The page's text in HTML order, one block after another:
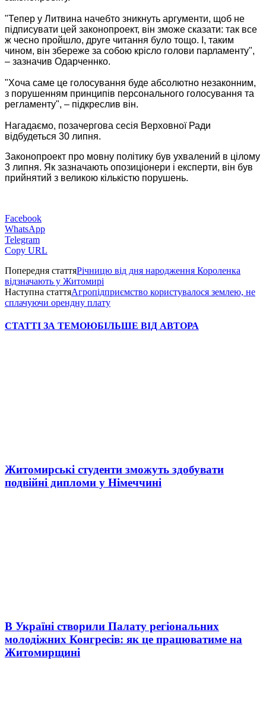
"Тепер у Литвина начебто зникнуть аргументи, щоб не
підписувати цей законопроект, він зможе сказати: так все
ж чесно пройшло, друге читання було тощо. І, таким
чином, він збереже за собою крісло голови парламенту",
– зазначив Одарченнко.
"Хоча саме це голосування буде абсолютно незаконним,
з порушенням принципів персонального голосування та
регламенту", – підкреслив він.
Нагадаємо, позачергова сесія Верховної Ради
відбудеться 30 липня.
Законопроект про мовну політику був ухвалений в цілому
3 липня. Як зазначають опозиціонери і експерти, він був
прийнятий з великою кількістю порушень.
Facebook
WhatsApp
Telegram
Copy URL
Попередня статтяРічницю від дня народження Короленка
відзначають у Житомирі
Наступна статтяАгропідприємство користувалося землею, не
сплачуючи орендну плату
СТАТТІ ЗА ТЕМОЮБІЛЬШЕ ВІД АВТОРА
Житомирські студенти зможуть здобувати
подвійні дипломи у Німеччині
В Україні створили Палату регіональних
молодіжних Конгресів: як це працюватиме на
Житомирщині